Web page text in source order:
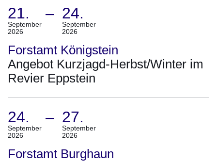
21.
September
2026
– 24.
September
2026
(Termin:
21.
September
Bis
24.
Forstamt Königstein
Angebot Kurzjagd-Herbst/Winter im
Revier Eppstein
24.
September
2026
– 27.
September
2026
(Termin:
24.
September
Forstamt Burghaun